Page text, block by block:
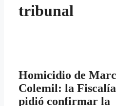
tribunal
Homicidio de
Colemil: la Fiscalía
pidió confirmar la